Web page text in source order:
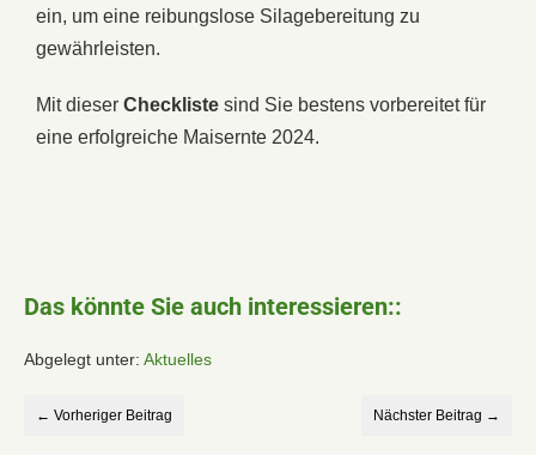
ein, um eine reibungslose Silagebereitung zu
gewährleisten.
Mit dieser Checkliste sind Sie bestens vorbereitet für
eine erfolgreiche Maisernte 2024.
Das könnte Sie auch interessieren::
Abgelegt unter: Aktuelles
← Vorheriger Beitrag Nächster Beitrag →